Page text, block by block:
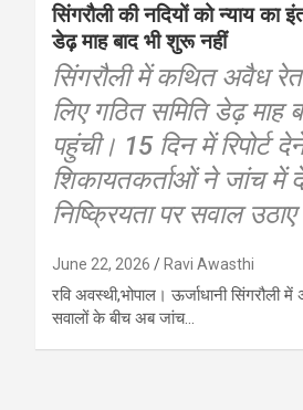
सिंगरौली की नदियों को न्याय का
डेढ़ माह बाद भी शुरू नहीं
सिंगरौली में कथित अवैध
लिए गठित समिति डेढ़ माह
पहुंची। 15 दिन में रिपोर्ट
शिकायतकर्ताओं ने जांच में
निष्क्रियता पर सवाल
June 22, 2026 Ravi Awasthi
रवि अवस्थी,भोपाल। ऊर्जाधानी
सवालों के बीच अब जांच…